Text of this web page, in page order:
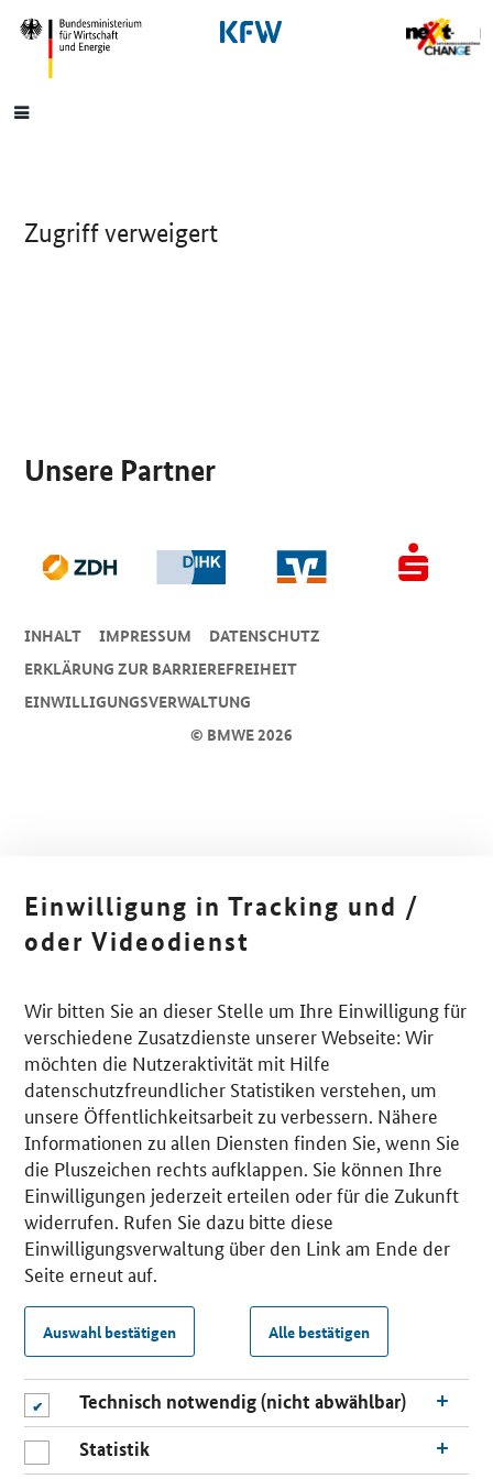
SrOnlyNavigation
Hauptmenü
Zugriff verweigert
Unsere Partner
© BMWE 2026
INHALT IMPRESSUM
DA­TEN­SCHUTZ
ERKLÄRUNG ZUR BARRIEREFREIHEIT
EINWILLIGUNGSVERWALTUNG
Einwilligung in Tracking und /
oder Videodienst
Wir bitten Sie an dieser Stelle um Ihre Einwilligung für
verschiedene Zusatzdienste unserer Webseite: Wir
möchten die Nutzeraktivität mit Hilfe
datenschutzfreundlicher Statistiken verstehen, um
unsere Öffentlichkeitsarbeit zu verbessern. Nähere
Informationen zu allen Diensten finden Sie, wenn Sie
die Pluszeichen rechts aufklappen. Sie können Ihre
Einwilligungen jederzeit erteilen oder für die Zukunft
widerrufen. Rufen Sie dazu bitte diese
Einwilligungsverwaltung über den Link am Ende der
Seite erneut auf.
Auswahl bestätigen Alle bestätigen
Technisch notwendig (nicht abwählbar)
Statistik